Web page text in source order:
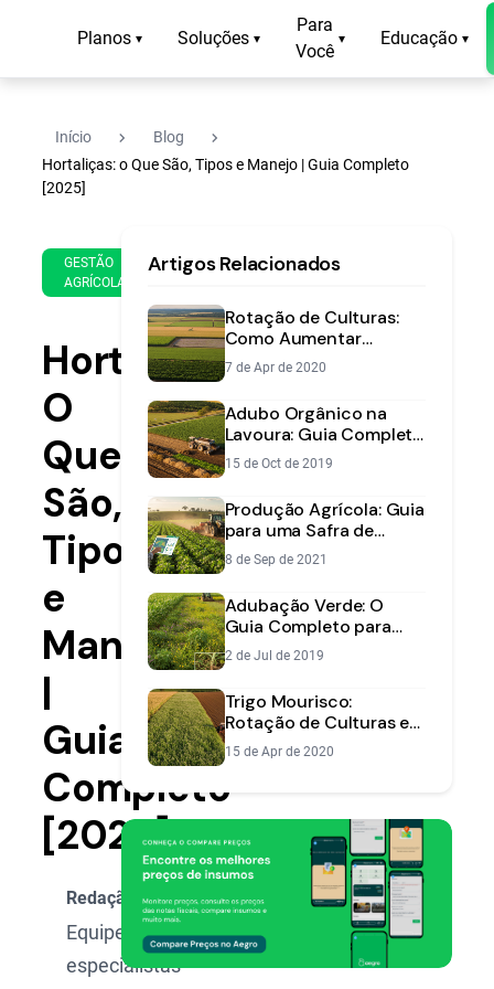
Planos ▾ Soluções ▾
Para
Você
▾ Educação ▾
Início navigate_next Blog navigate_next
Hortaliças: o Que São, Tipos e Manejo | Guia Completo
[2025]
GESTÃO
AGRÍCOLA
Jan
2025
min
leitura
Hortaliças:
O
Que
São,
Tipos
e
Manejo
|
Guia
Completo
[2025]
Redação Aegro
Equipe de
especialistas
Artigos Relacionados
Rotação de Culturas:
Como Aumentar
Produtividade e Saúde
do Solo
7 de Apr de 2020
Adubo Orgânico na
Lavoura: Guia Completo
para Aumentar a
Fertilidade do Solo
15 de Oct de 2019
Produção Agrícola: Guia
para uma Safra de
Sucesso | Aegro
8 de Sep de 2021
Adubação Verde: O
Guia Completo para
Escolher as Espécies
Certas
2 de Jul de 2019
Trigo Mourisco:
Rotação de Culturas e
Aumento de
Produtividade
15 de Apr de 2020